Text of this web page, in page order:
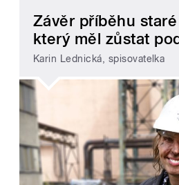
Závěr příběhu
který měl zůstat
Karin Lednická, spisovatelka